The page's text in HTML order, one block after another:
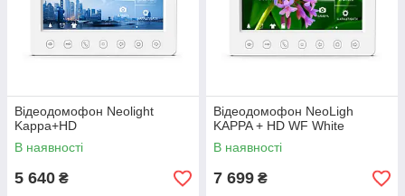
Відеодомофон Neolight
Kappa+HD
В наявності
5 640 ₴
Відеодомофон NeoLigh
KAPPA + HD WF White
В наявності
7 699 ₴